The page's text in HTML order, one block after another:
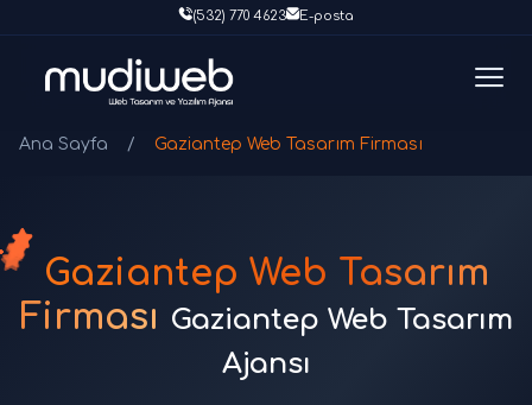
(532) 770 4623 E-posta
Ana Sayfa / Gaziantep Web Tasarım Firması
Gaziantep Web Tasarım
Firması Gaziantep Web Tasarım
Ajansı